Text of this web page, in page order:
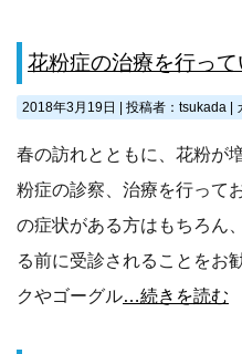
花粉症の治療を行って
2018年3月19日 投稿者：tsukada
春の訪れとともに、花粉が
粉症の診察、治療を行って
の症状がある方はもちろん
る前に受診されることをお
クやゴーグル…続きを読む